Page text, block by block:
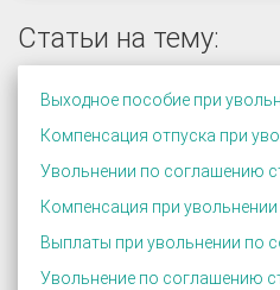
Статьи на тему:
Выходное пособие при
Компенсация отпуска при
Увольнении по соглашению
Компенсация при
Выплаты при увольнении по
Увольнение по соглашению